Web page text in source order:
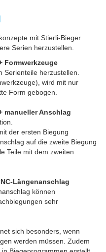
mit Stierli-Bieger
Serien herzustellen.
Formwerkzeuge
Serienteile herzustellen.
wird mit nur
Form gebogen.
manueller Anschlag
der ersten Biegung
auf die zweite Biegung
Teile mit dem zweiten
Längenanschlag
können
sehr
sich besonders, wenn
werden müssen. Zudem